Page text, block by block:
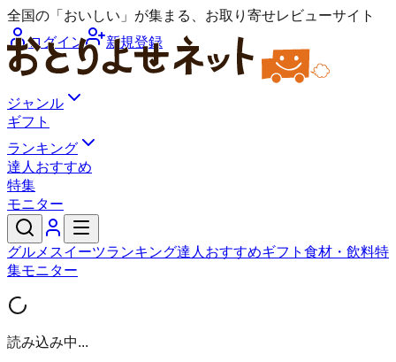
全国の「おいしい」が集まる、お取り寄せレビューサイト
ログイン
新規登録
ジャンル
ギフト
ランキング
達人おすすめ
特集
モニター
グルメ スイーツランキング達人おすすめギフト 食材・飲料特
集モニター
読み込み中...